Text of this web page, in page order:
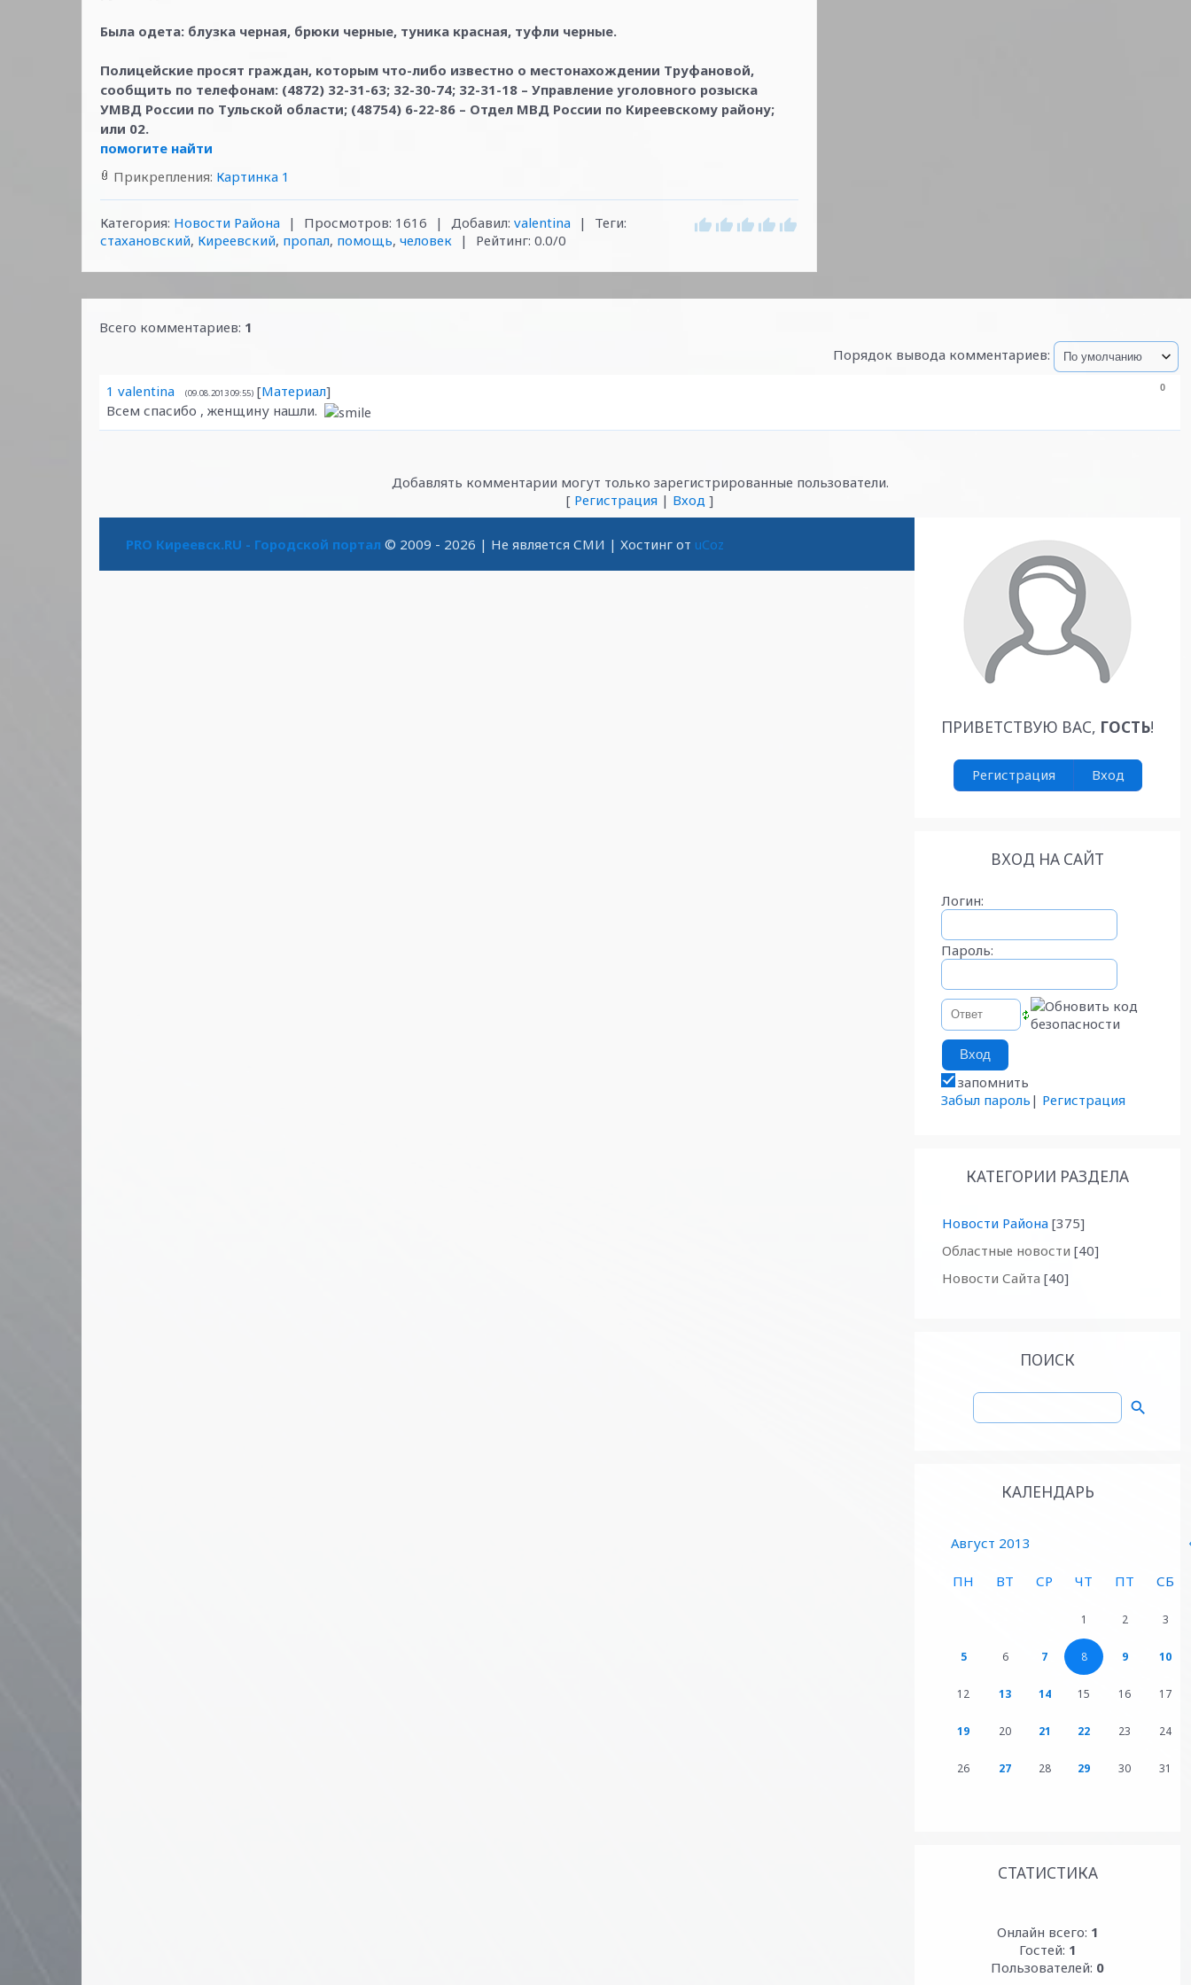
Была одета: блузка черная, брюки черные, туника красная, туфли черные.
Полицейские просят граждан, которым что-либо известно о местонахождении Труфановой,
сообщить по телефонам: (4872) 32-31-63; 32-30-74; 32-31-18 – Управление уголовного розыска
УМВД России по Тульской области; (48754) 6-22-86 – Отдел МВД России по Киреевскому району;
или 02.
помогите найти
Прикрепления: Картинка 1
Категория: Новости Района | Просмотров: 1616 | Добавил: valentina | Теги:
стахановский, Киреевский, пропал, помощь, человек | Рейтинг: 0.0/0
Всего комментариев: 1
Порядок вывода комментариев:
0
1 valentina (09.08.2013 09:55) [Материал]
Всем спасибо , женщину нашли.
Добавлять комментарии могут только зарегистрированные пользователи.
[ Регистрация | Вход ]
ПРИВЕТСТВУЮ ВАС, ГОСТЬ!
Регистрация Вход
ВХОД НА САЙТ
Логин:
Пароль:
запомнить
Забыл пароль | Регистрация
КАТЕГОРИИ РАЗДЕЛА
Новости Района [375]
Областные новости [40]
Новости Сайта [40]
ПОИСК
КАЛЕНДАРЬ
Август 2013
ПН ВТ СР ЧТ ПТ СБ
1 2 3
5 6 7 8 9 10
12 13 14 15 16 17
19 20 21 22 23 24
26 27 28 29 30 31
СТАТИСТИКА
Онлайн всего: 1
Гостей: 1
Пользователей: 0
PRO Киреевск.RU - Городской портал © 2009 - 2026 | Не является СМИ | Хостинг от uCoz